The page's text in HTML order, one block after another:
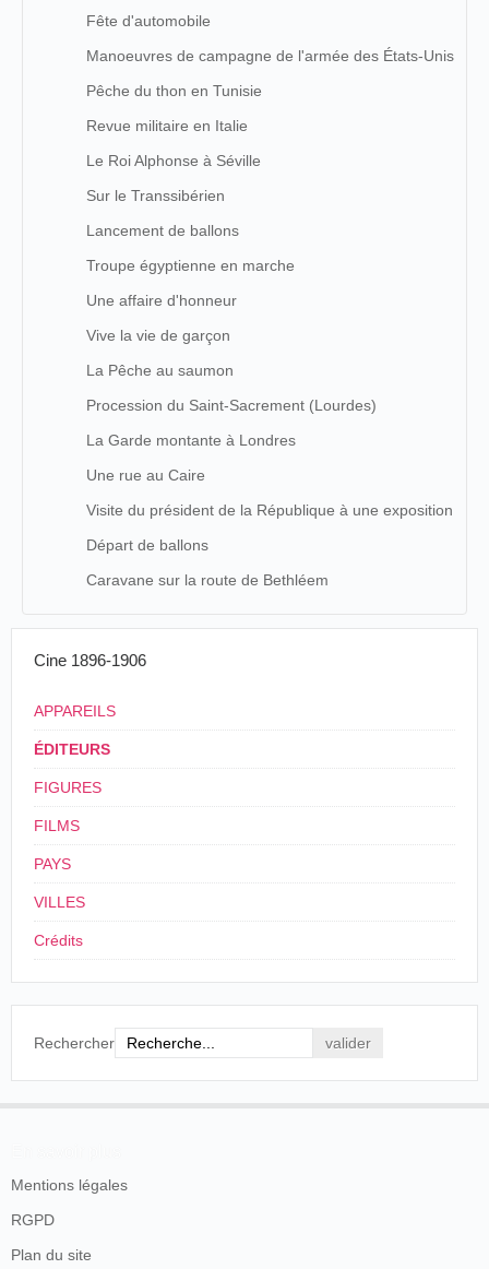
Fête d'automobile
Manoeuvres de campagne de l'armée des États-Unis
Pêche du thon en Tunisie
Revue militaire en Italie
Le Roi Alphonse à Séville
Sur le Transsibérien
Lancement de ballons
Troupe égyptienne en marche
Une affaire d'honneur
Vive la vie de garçon
La Pêche au saumon
Procession du Saint-Sacrement (Lourdes)
La Garde montante à Londres
Une rue au Caire
Visite du président de la République à une exposition
Départ de ballons
Caravane sur la route de Bethléem
Cine 1896-1906
APPAREILS
ÉDITEURS
FIGURES
FILMS
PAYS
VILLES
Crédits
Rechercher
Mentions légales
RGPD
Plan du site